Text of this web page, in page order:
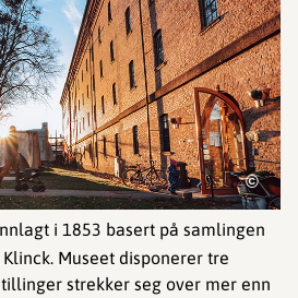
©
i 1853 basert på samlingen
Museet disponerer tre
strekker seg over mer enn